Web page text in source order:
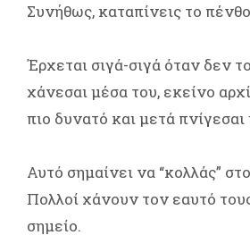
Συνήθως, καταπίνεις το
Έρχεται σιγά-σιγά όταν δεν
χάνεσαι μέσα του, εκείνο
πιο δυνατό και μετά
Αυτό σημαίνει να “κολλάς”
Πολλοί χάνουν τον εαυτό
σημείο.